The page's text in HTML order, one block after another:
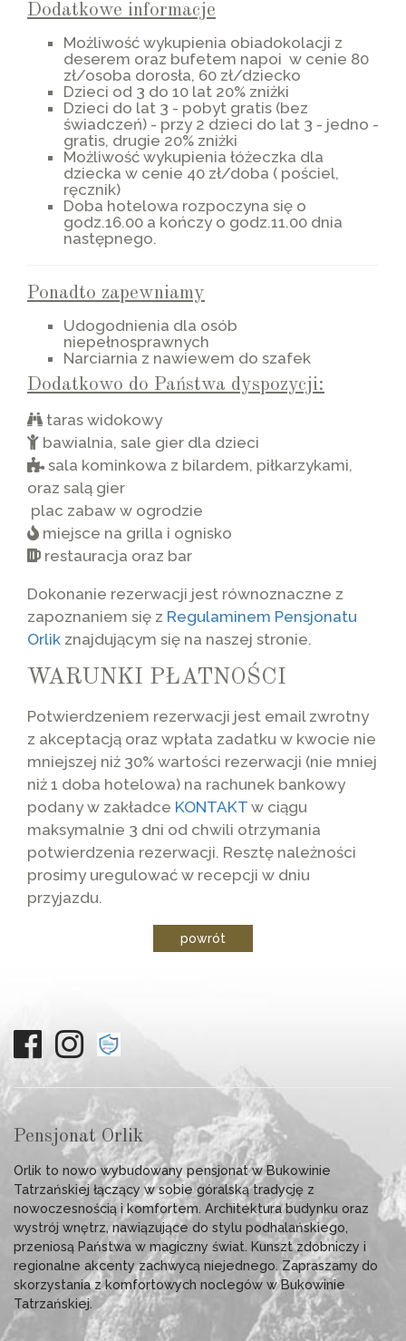
Dodatkowe informacje
Możliwość wykupienia obiadokolacji z
deserem oraz bufetem napoi w cenie 80
zł/osoba dorosła, 60 zł/dziecko
Dzieci od 3 do 10 lat 20% zniżki
Dzieci do lat 3 - pobyt gratis (bez
świadczeń) - przy 2 dzieci do lat 3 - jedno -
gratis, drugie 20% zniżki
Możliwość wykupienia łóżeczka dla
dziecka w cenie 40 zł/doba ( pościel,
ręcznik)
Doba hotelowa rozpoczyna się o
godz.16.00 a kończy o godz.11.00 dnia
następnego.
Ponadto zapewniamy
Udogodnienia dla osób
niepełnosprawnych
Narciarnia z nawiewem do szafek
Dodatkowo do Państwa dyspozycji:
taras widokowy
bawialnia, sale gier dla dzieci
sala kominkowa z bilardem, piłkarzykami,
oraz salą gier
plac zabaw w ogrodzie
miejsce na grilla i ognisko
restauracja oraz bar
Dokonanie rezerwacji jest równoznaczne z
zapoznaniem się z Regulaminem Pensjonatu
Orlik znajdującym się na naszej stronie.
WARUNKI PŁATNOŚCI
Potwierdzeniem rezerwacji jest email zwrotny
z akceptacją oraz wpłata zadatku w kwocie nie
mniejszej niż 30% wartości rezerwacji (nie mniej
niż 1 doba hotelowa) na rachunek bankowy
podany w zakładce KONTAKT w ciągu
maksymalnie 3 dni od chwili otrzymania
potwierdzenia rezerwacji. Resztę należności
prosimy uregulować w recepcji w dniu
przyjazdu.
powrót
Pensjonat Orlik
Orlik to nowo wybudowany pensjonat w Bukowinie
Tatrzańskiej łączący w sobie góralską tradycję z
nowoczesnością i komfortem. Architektura budynku oraz
wystrój wnętrz, nawiązujące do stylu podhalańskiego,
przeniosą Państwa w magiczny świat. Kunszt zdobniczy i
regionalne akcenty zachwycą niejednego. Zapraszamy do
skorzystania z komfortowych noclegów w Bukowinie
Tatrzańskiej.